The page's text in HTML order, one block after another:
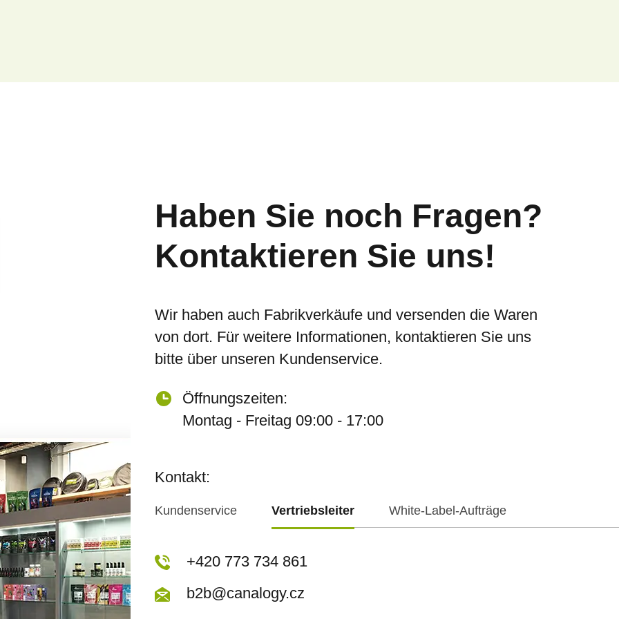
Haben Sie noch Fragen?
Kontaktieren Sie uns!
Wir haben auch Fabrikverkäufe und versenden die Waren
von dort. Für weitere Informationen, kontaktieren Sie uns
bitte über unseren Kundenservice.
Öffnungszeiten:
Montag - Freitag 09:00 - 17:00
Kontakt:
Kundenservice Vertriebsleiter White-Label-Aufträge
+420 773 717 942
kopecka@canapuff.cz
+420 773 734 861
b2b@canalogy.cz